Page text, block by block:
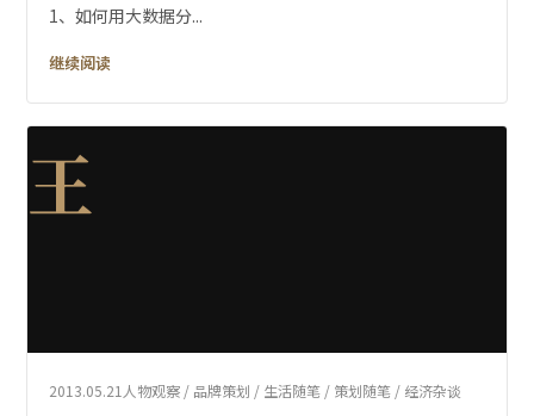
1、如何用大数据分...
继续阅读
王
2013.05.21 人物观察 / 品牌策划 / 生活随笔 / 策划随笔 / 经济杂谈